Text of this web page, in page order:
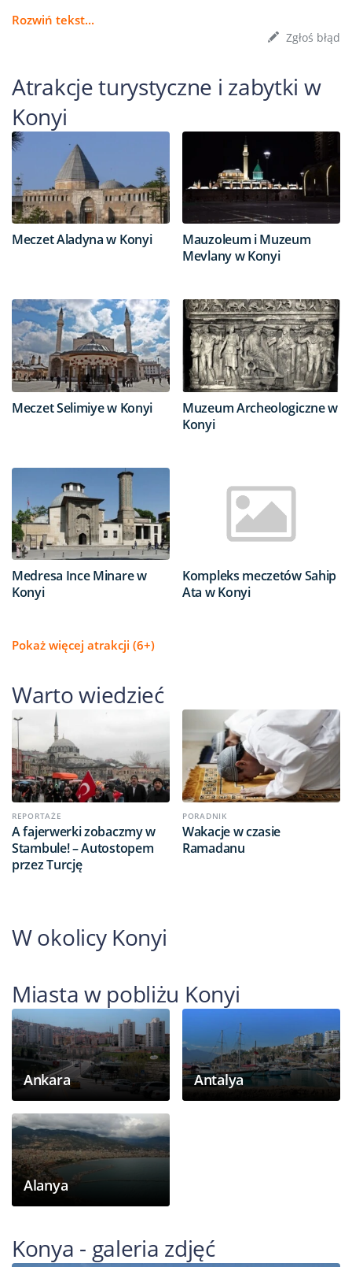
Rozwiń tekst...
Zgłoś błąd
Atrakcje turystyczne i zabytki w
Konyi
Meczet Aladyna w Konyi
Mauzoleum i Muzeum
Mevlany w Konyi
Meczet Selimiye w Konyi
Muzeum Archeologiczne w
Konyi
Medresa Ince Minare w
Konyi
Kompleks meczetów Sahip
Ata w Konyi
Pokaż więcej atrakcji (6+)
Warto wiedzieć
REPORTAŻE
A fajerwerki zobaczmy w
Stambule! – Autostopem
przez Turcję
PORADNIK
Wakacje w czasie
Ramadanu
W okolicy Konyi
Miasta w pobliżu Konyi
Ankara Antalya
Alanya
Konya - galeria zdjęć